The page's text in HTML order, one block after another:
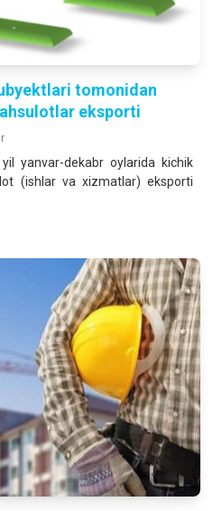
tomonidan
eksporti
yanvar-dekabr oylarida kichik
(ishlar va xizmatlar) eksporti